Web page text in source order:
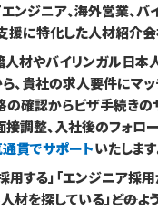
ンジニア、海外営業、バ
に特化した人材紹介会
材やバイリンガル日本
、貴社の求人要件にマ
の確認からビザ手続きの
接調整、入社後のフォロ
貫でサポートいたします
用する」「エンジニア採
材を探している」――どの